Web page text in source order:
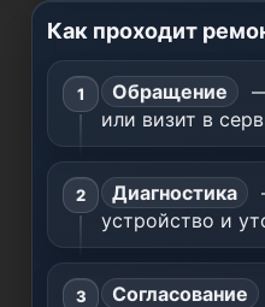
Как проходит
Обращение
или визит в
Диагностика
устройство и
Согласование